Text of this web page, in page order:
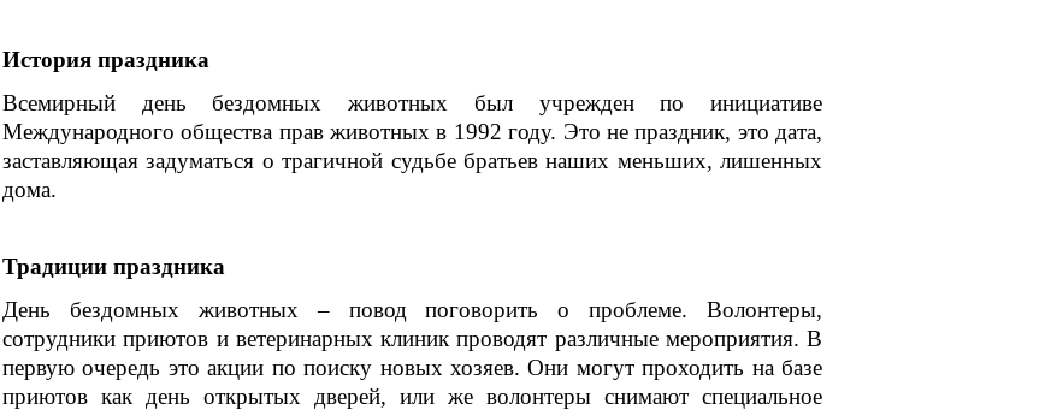
История праздника
Всемирный день бездомных животных был учрежден по инициативе
Международного общества прав животных в 1992 году. Это не праздник, это дата,
заставляющая задуматься о трагичной судьбе братьев наших меньших, лишенных
дома.
Традиции праздника
День бездомных животных – повод поговорить о проблеме. Волонтеры,
сотрудники приютов и ветеринарных клиник проводят различные мероприятия. В
первую очередь это акции по поиску новых хозяев. Они могут проходить на базе
приютов как день открытых дверей, или же волонтеры снимают специальное